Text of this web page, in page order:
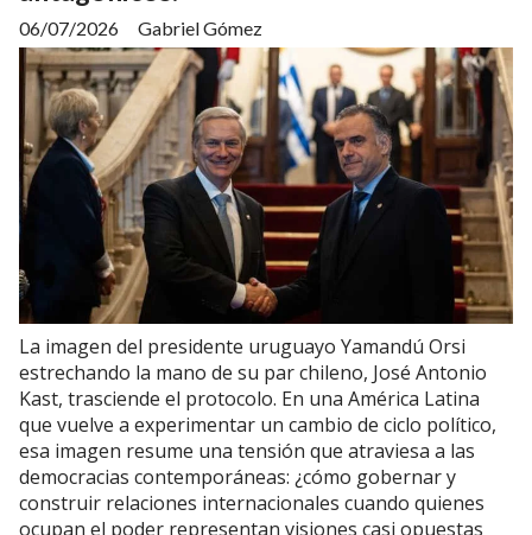
Gabriel Gómez
06/07/2026
La imagen del presidente uruguayo Yamandú Orsi
estrechando la mano de su par chileno, José Antonio
Kast, trasciende el protocolo. En una América Latina
que vuelve a experimentar un cambio de ciclo político,
esa imagen resume una tensión que atraviesa a las
democracias contemporáneas: ¿cómo gobernar y
construir relaciones internacionales cuando quienes
ocupan el poder representan visiones casi opuestas